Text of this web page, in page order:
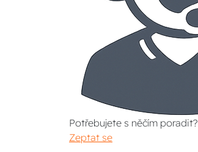
Potřebujete s něčím poradit?
Zeptat se